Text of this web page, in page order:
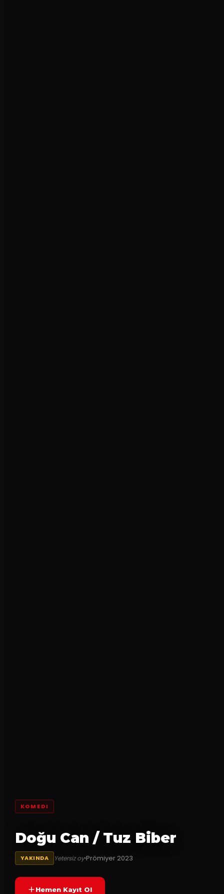
KOMEDI
Doğu Can / Tuz Biber
YAKINDA Yetersiz oyPrömiyer2023
Hemen Kayıt Ol